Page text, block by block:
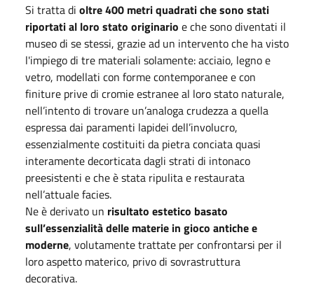
Si tratta di oltre 400 metri quadrati che sono stati
riportati al loro stato originario e che sono diventati il
museo di se stessi, grazie ad un intervento che ha visto
l'impiego di tre materiali solamente: acciaio, legno e
vetro, modellati con forme contemporanee e con
finiture prive di cromie estranee al loro stato naturale,
nell’intento di trovare un’analoga crudezza a quella
espressa dai paramenti lapidei dell’involucro,
essenzialmente costituiti da pietra conciata quasi
interamente decorticata dagli strati di intonaco
preesistenti e che è stata ripulita e restaurata
nell’attuale facies.
Ne è derivato un risultato estetico basato
sull’essenzialità delle materie in gioco antiche e
moderne, volutamente trattate per confrontarsi per il
loro aspetto materico, privo di sovrastruttura
decorativa.